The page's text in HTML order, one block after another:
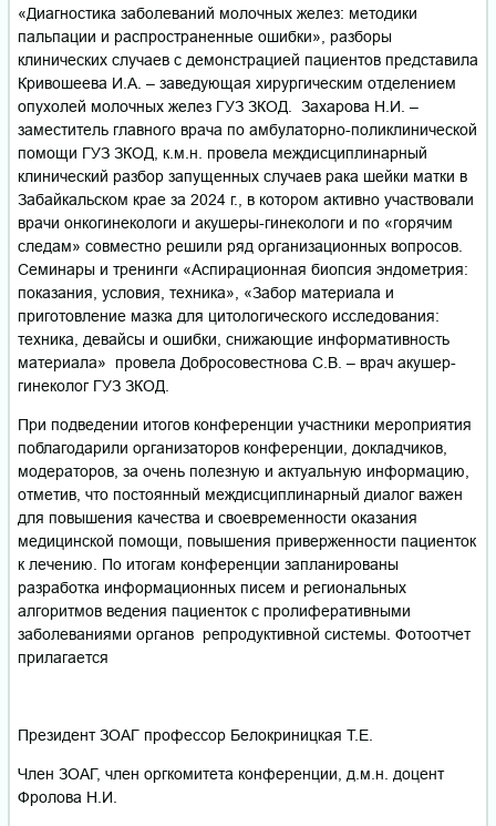
«Диагностика заболеваний молочных желез: методики
пальпации и распространенные ошибки», разборы
клинических случаев с демонстрацией пациентов представила
Кривошеева И.А. – заведующая хирургическим отделением
опухолей молочных желез ГУЗ ЗКОД. Захарова Н.И. –
заместитель главного врача по амбулаторно-поликлинической
помощи ГУЗ ЗКОД, к.м.н. провела междисциплинарный
клинический разбор запущенных случаев рака шейки матки в
Забайкальском крае за 2024 г., в котором активно участвовали
врачи онкогинекологи и акушеры-гинекологи и по «горячим
следам» совместно решили ряд организационных вопросов.
Семинары и тренинги «Аспирационная биопсия эндометрия:
показания, условия, техника», «Забор материала и
приготовление мазка для цитологического исследования:
техника, девайсы и ошибки, снижающие информативность
материала» провела Добросовестнова С.В. – врач акушер-
гинеколог ГУЗ ЗКОД.
При подведении итогов конференции участники мероприятия
поблагодарили организаторов конференции, докладчиков,
модераторов, за очень полезную и актуальную информацию,
отметив, что постоянный междисциплинарный диалог важен
для повышения качества и своевременности оказания
медицинской помощи, повышения приверженности пациенток
к лечению. По итогам конференции запланированы
разработка информационных писем и региональных
алгоритмов ведения пациенток с пролиферативными
заболеваниями органов репродуктивной системы. Фотоотчет
прилагается
Президент ЗОАГ профессор Белокриницкая Т.Е.
Член ЗОАГ, член оргкомитета конференции, д.м.н. доцент
Фролова Н.И.